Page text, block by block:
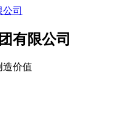
有限公司
造价值